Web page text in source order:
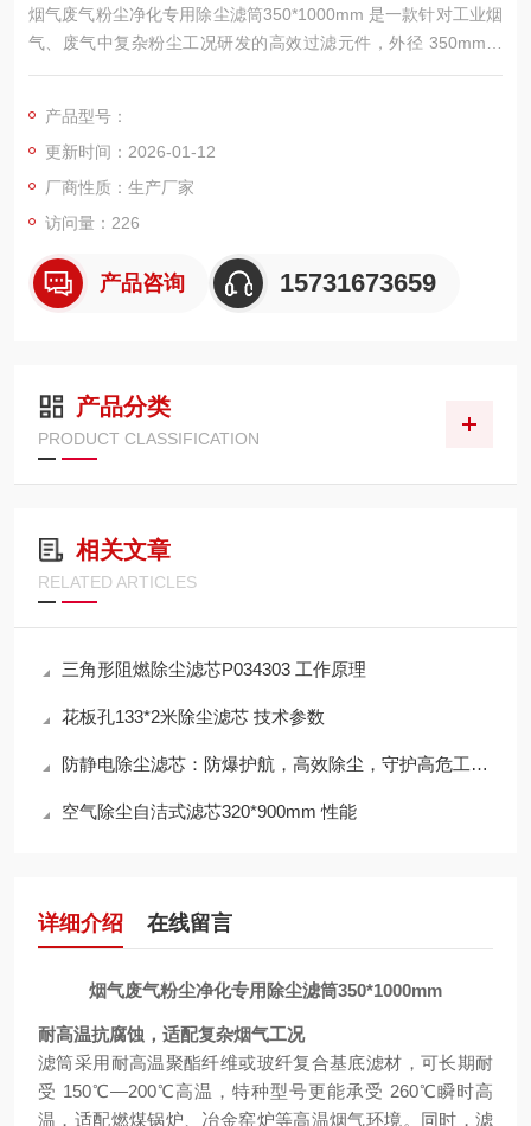
烟气废气粉尘净化专用除尘滤筒350*1000mm 是一款针对工业烟
气、废气中复杂粉尘工况研发的高效过滤元件，外径 350mm、
高度 1000mm 的加长规格，适配各类中大型废气处理除尘器，可
尘净化场景，能高效拦截烟气中的细微粉尘、酸性颗粒物及粘性
杂质，是实现工业废气达标排放的核心过滤耗材。
产品型号：
更新时间：2026-01-12
厂商性质：生产厂家
访问量：226
产品咨询 15731673659
产品分类
PRODUCT CLASSIFICATION
相关文章
RELATED ARTICLES
三角形阻燃除尘滤芯P034303 工作原理
花板孔133*2米除尘滤芯 技术参数
防静电除尘滤芯：防爆护航，高效除尘，守护高危工况安全
空气除尘自洁式滤芯320*900mm 性能
详细介绍 在线留言
烟气废气粉尘净化专用除尘滤筒350*1000mm
耐高温抗腐蚀，适配复杂烟气工况
滤筒采用耐高温聚酯纤维或玻纤复合基底滤材，可长期耐
受 150℃—200℃高温，特种型号更能承受 260℃瞬时高
温，适配燃煤锅炉、冶金窑炉等高温烟气环境。同时，滤